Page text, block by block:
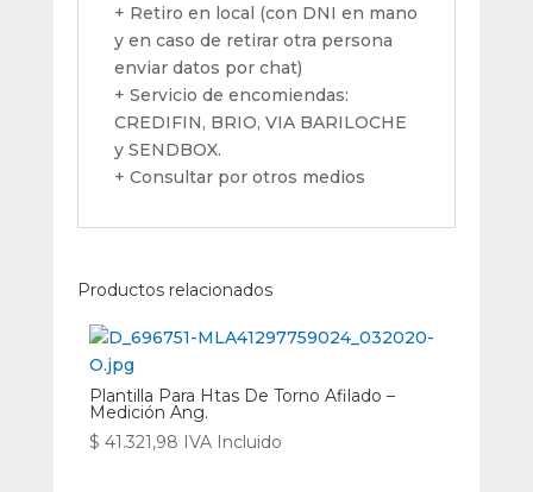
+ Retiro en local (con DNI en mano
y en caso de retirar otra persona
enviar datos por chat)
+ Servicio de encomiendas:
CREDIFIN, BRIO, VIA BARILOCHE
y SENDBOX.
+ Consultar por otros medios
Productos relacionados
Plantilla Para Htas De Torno Afilado –
Medición Ang.
$ 41.321,98 IVA Incluido